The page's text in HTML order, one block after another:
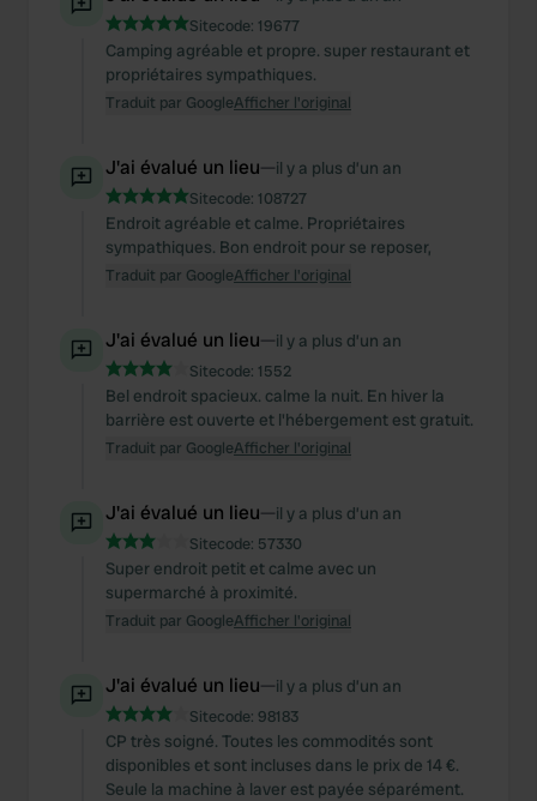
We also share information about your use of our site with
our social media, advertising and analytics partners who
may combine it with other information that you’ve
Sitecode: 19677
Camping agréable et propre. super restaurant et
propriétaires sympathiques.
Traduit par GoogleAfficher l'original
J'ai évalué un lieu—il y a plus d’un an
Sitecode: 108727
Endroit agréable et calme. Propriétaires
sympathiques. Bon endroit pour se reposer,
Traduit par GoogleAfficher l'original
J'ai évalué un lieu—il y a plus d’un an
Sitecode: 1552
Bel endroit spacieux. calme la nuit. En hiver la
barrière est ouverte et l'hébergement est gratuit.
Traduit par GoogleAfficher l'original
J'ai évalué un lieu—il y a plus d’un an
Sitecode: 57330
Super endroit petit et calme avec un
supermarché à proximité.
Traduit par GoogleAfficher l'original
J'ai évalué un lieu—il y a plus d’un an
Sitecode: 98183
CP très soigné. Toutes les commodités sont
disponibles et sont incluses dans le prix de 14 €.
Seule la machine à laver est payée séparément.